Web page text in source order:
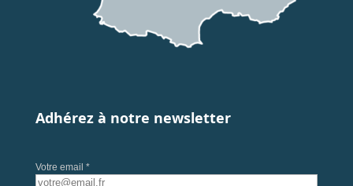
Adhérez à notre newsletter
Votre email *